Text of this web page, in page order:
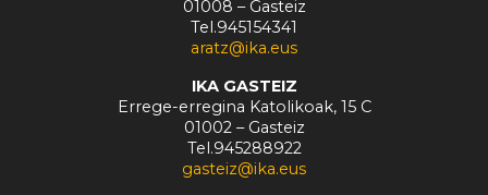
01008 – Gasteiz
Tel.945154341
aratz@ika.eus
IKA GASTEIZ
Errege-erregina Katolikoak, 15 C
01002 – Gasteiz
Tel.945288922
gasteiz@ika.eus